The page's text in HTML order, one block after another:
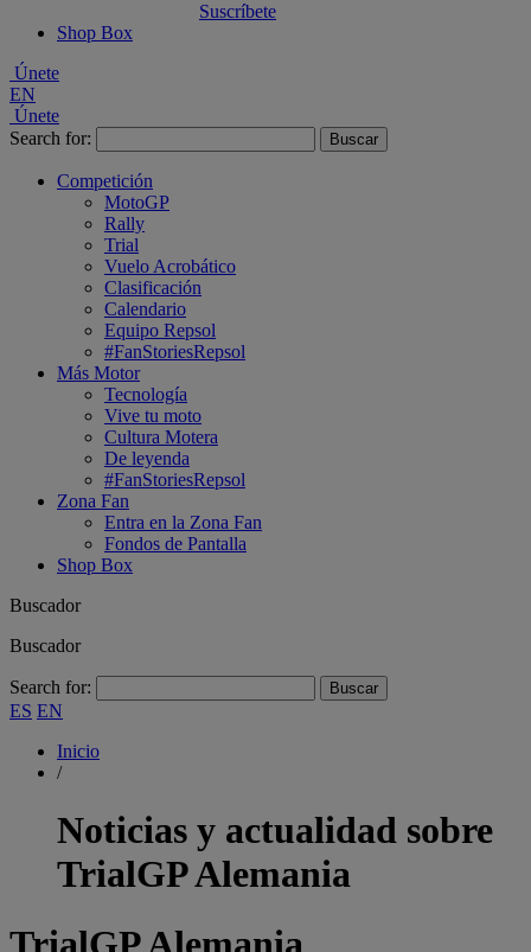
Suscríbete
Shop Box
Únete
EN
Únete
Search for:
Competición
MotoGP
Rally
Trial
Vuelo Acrobático
Clasificación
Calendario
Equipo Repsol
#FanStoriesRepsol
Más Motor
Tecnología
Vive tu moto
Cultura Motera
De leyenda
#FanStoriesRepsol
Zona Fan
Entra en la Zona Fan
Fondos de Pantalla
Shop Box
Buscador
Buscador
Search for:
ES EN
Inicio
/
Noticias y actualidad sobre
TrialGP Alemania